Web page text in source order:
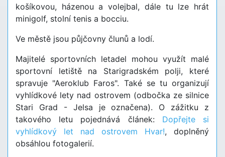
košíkovou, házenou a volejbal, dále tu lze hrát
minigolf, stolní tenis a bocciu.
Ve městě jsou půjčovny člunů a lodí.
Majitelé sportovních letadel mohou využít malé
sportovní letiště na Starigradském polji, které
spravuje "Aeroklub Faros". Také se tu organizují
vyhlídkové lety nad ostrovem (odbočka ze silnice
Stari Grad - Jelsa je označena). O zážitku z
takového letu pojednává článek: Dopřejte si
vyhlídkový let nad ostrovem Hvar!, doplněný
obsáhlou fotogalerií.